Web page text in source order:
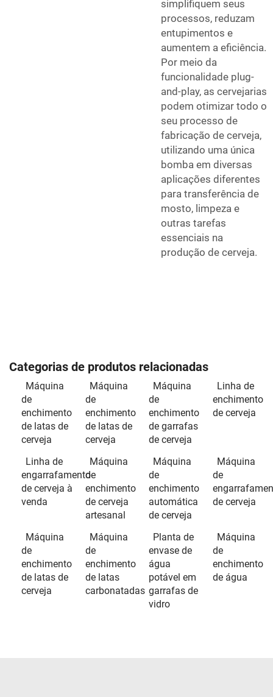
simplifiquem seus
processos, reduzam
entupimentos e
aumentem a eficiência.
Por meio da
funcionalidade plug-
and-play, as cervejarias
podem otimizar todo o
seu processo de
fabricação de cerveja,
utilizando uma única
bomba em diversas
aplicações diferentes
para transferência de
mosto, limpeza e
outras tarefas
essenciais na
produção de cerveja.
Categorias de produtos relacionadas
Máquina
de
enchimento
de latas de
cerveja
Máquina
de
enchimento
de latas de
cerveja
Máquina
de
enchimento
de garrafas
de cerveja
Linha de
enchimento
de cerveja
Linha de
engarrafamento
de cerveja à
venda
Máquina
de
enchimento
de cerveja
artesanal
Máquina
de
enchimento
automática
de cerveja
Máquina
de
de cerveja
Máquina
de
enchimento
de latas de
cerveja
Máquina
de
enchimento
de latas
carbonatadas
Planta de
envase de
água
potável em
garrafas de
vidro
Máquina
de
enchimento
de água